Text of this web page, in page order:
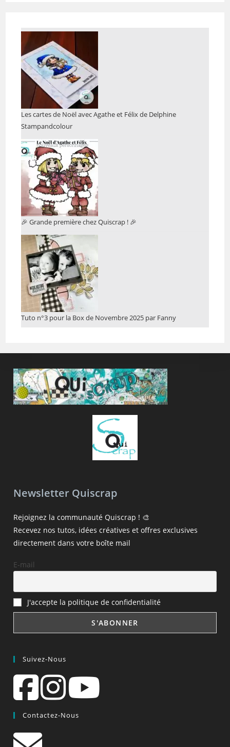
Les cartes de Noël avec Agathe et Félix de Delphine
Stampandcolour
🎉 Grande première chez Quiscrap ! 🎉
Tuto n°3 pour la Box de Novembre 2025 par Fanny
Newsletter Quiscrap
Rejoignez la communauté Quiscrap ! 🎨
Recevez nos tutos, idées créatives et offres exclusives
directement dans votre boîte mail
E-mail
J'accepte la politique de confidentialité
Suivez-Nous
Contactez-Nous